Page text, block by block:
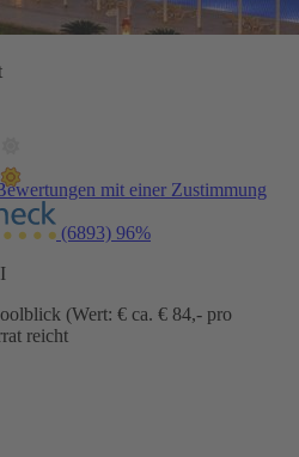
mit einer Zustimmung
(6893) 96%
(Wert: € ca. € 84,- pro
reicht